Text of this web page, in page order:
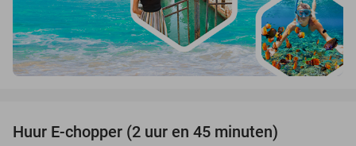
Huur E-chopper (2 uur en 45 minuten)